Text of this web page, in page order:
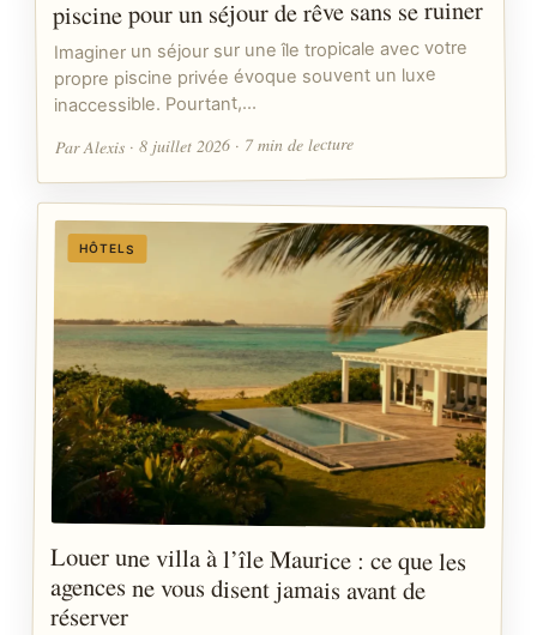
piscine pour un séjour de rêve sans se ruiner
Imaginer un séjour sur une île tropicale avec votre
propre piscine privée évoque souvent un luxe
inaccessible. Pourtant,…
Par Alexis · 8 juillet 2026 · 7 min de lecture
HÔTELS
Louer une villa à l’île Maurice : ce que les
agences ne vous disent jamais avant de
réserver